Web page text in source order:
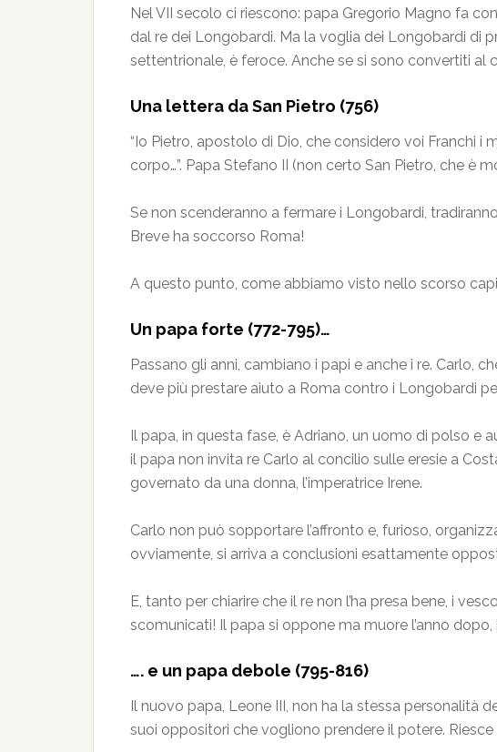
Nel VII secolo ci riescono: papa Gregorio Magno fa
dal re dei Longobardi. Ma la voglia dei Longobardi di
settentrionale, è feroce. Anche se si sono convertiti
Una lettera da San Pietro (756)
“Io Pietro, apostolo di Dio, che considero voi Franchi
corpo…”. Papa Stefano II (non certo San Pietro, che è
Se non scenderanno a fermare i Longobardi,
Breve ha soccorso Roma!
A questo punto, come abbiamo visto nello scorso
Un papa forte (772-795)…
Passano gli anni, cambiano i papi e anche i re. Carlo,
deve più prestare aiuto a Roma contro i Longobardi
Il papa, in questa fase, è Adriano, un uomo di polso e
il papa non invita re Carlo al concilio sulle eresie a
governato da una donna, l’imperatrice Irene.
Carlo non può sopportare l’affronto e, furioso,
ovviamente, si arriva a conclusioni esattamente
E, tanto per chiarire che il re non l’ha presa bene, i
scomunicati! Il papa si oppone ma muore l’anno
…. e un papa debole (795-816)
Il nuovo papa, Leone III, non ha la stessa personalità
suoi oppositori che vogliono prendere il potere.